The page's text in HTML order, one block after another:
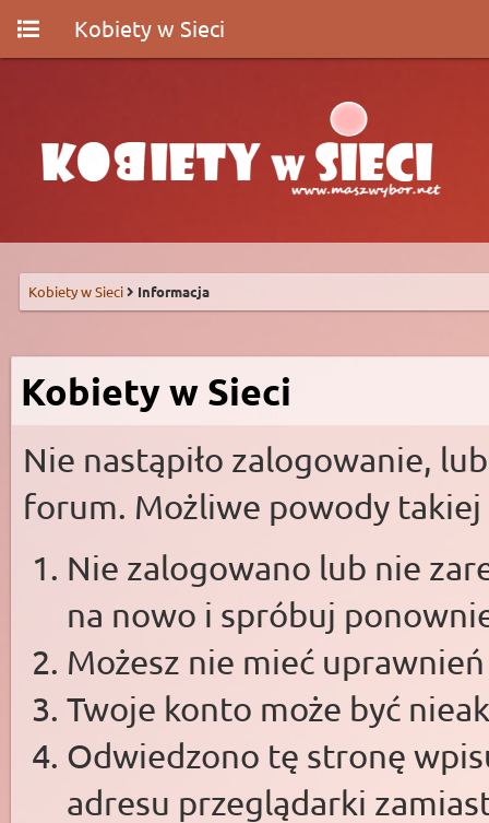
Kobiety w Sieci
Kobiety w Sieci Informacja
Kobiety w Sieci
Nie nastąpiło zalogowanie,
forum. Możliwe powody takiej
Nie zalogowano lub nie
na nowo i spróbuj
Możesz nie mieć
Twoje konto może być
Odwiedzono tę stronę
adresu przeglądarki